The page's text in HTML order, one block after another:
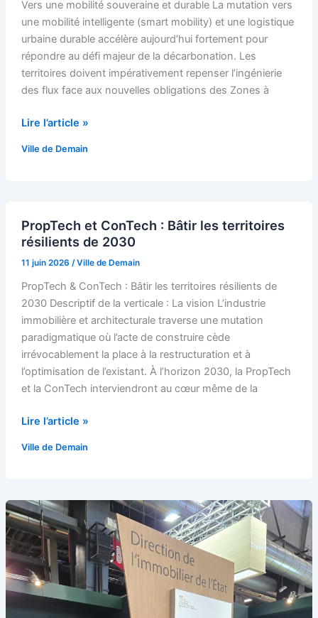
Vers une mobilité souveraine et durable La mutation vers
une mobilité intelligente (smart mobility) et une logistique
urbaine durable accélère aujourd’hui fortement pour
répondre au défi majeur de la décarbonation. Les
territoires doivent impérativement repenser l’ingénierie
des flux face aux nouvelles obligations des Zones à
Lire l’article »
Ville de Demain
PropTech et ConTech : Bâtir les territoires
résilients de 2030
11 juin 2026 /Ville de Demain
PropTech & ConTech : Bâtir les territoires résilients de
2030 Descriptif de la verticale : La vision L’industrie
immobilière et architecturale traverse une mutation
paradigmatique où l’acte de construire cède
irrévocablement la place à la restructuration et à
l’optimisation de l’existant. À l’horizon 2030, la PropTech
et la ConTech interviendront au cœur même de la
et
ConTech
:
de
Lire l’article »
Ville de Demain
Partenariat
avec
la
Direction
de
l’immobilier
de